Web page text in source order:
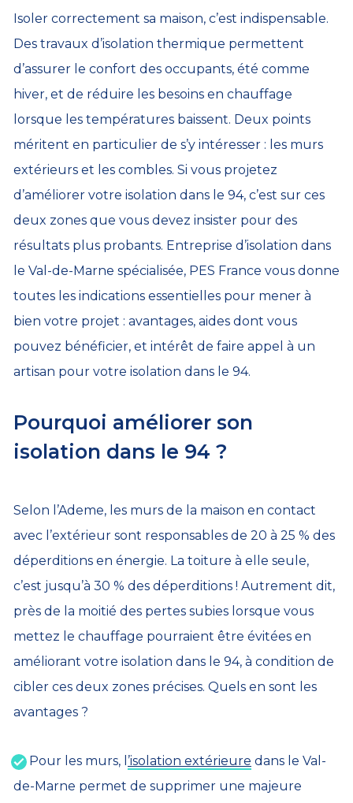
Isoler correctement sa maison, c’est indispensable.
Des travaux d’isolation thermique permettent
d’assurer le confort des occupants, été comme
hiver, et de réduire les besoins en chauffage
lorsque les températures baissent. Deux points
méritent en particulier de s’y intéresser : les murs
extérieurs et les combles. Si vous projetez
d’améliorer votre isolation dans le 94, c’est sur ces
deux zones que vous devez insister pour des
résultats plus probants. Entreprise d’isolation dans
le Val-de-Marne spécialisée, PES France vous donne
toutes les indications essentielles pour mener à
bien votre projet : avantages, aides dont vous
pouvez bénéficier, et intérêt de faire appel à un
artisan pour votre isolation dans le 94.
Pourquoi améliorer son
isolation dans le 94 ?
Selon l’Ademe, les murs de la maison en contact
avec l’extérieur sont responsables de 20 à 25 % des
déperditions en énergie. La toiture à elle seule,
c’est jusqu’à 30 % des déperditions ! Autrement dit,
près de la moitié des pertes subies lorsque vous
mettez le chauffage pourraient être évitées en
améliorant votre isolation dans le 94, à condition de
cibler ces deux zones précises. Quels en sont les
avantages ?
Pour les murs, l ’isolation extérieure dans le Val-
de-Marne permet de supprimer une majeure